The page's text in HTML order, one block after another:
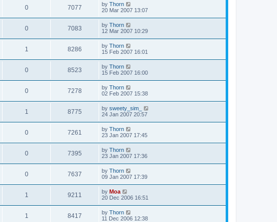
0 7077 by Thorn
20 Mar 2007 13:07
0 7083 by Thorn
12 Mar 2007 10:29
1 8286 by Thorn
15 Feb 2007 16:01
0 8523 by Thorn
15 Feb 2007 16:00
0 7278 by Thorn
02 Feb 2007 15:38
1 8775 by sweety_sim_
24 Jan 2007 20:57
0 7261 by Thorn
23 Jan 2007 17:45
0 7395 by Thorn
23 Jan 2007 17:36
0 7637 by Thorn
09 Jan 2007 17:39
1 9211 by Moa
20 Dec 2006 16:51
1 8417 by Thorn
11 Dec 2006 12:38